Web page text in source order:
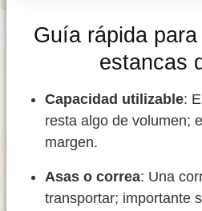
Guía rápida
estancas
Capacidad utilizable:
resta algo de volumen;
margen.
Asas o correa: Una
transportar; importante